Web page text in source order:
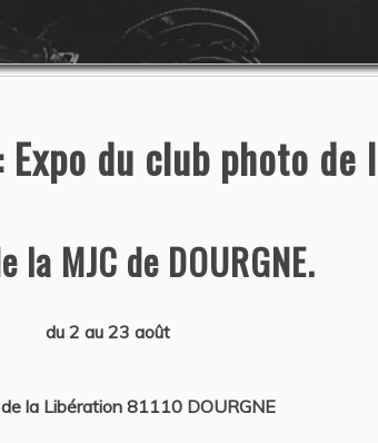
du club photo de
la MJC de DOURGNE.
du 2 au 23 août
la Libération 81110 DOURGNE
CANINS…
Auteur Christel DAUZAT / 6 août 2026